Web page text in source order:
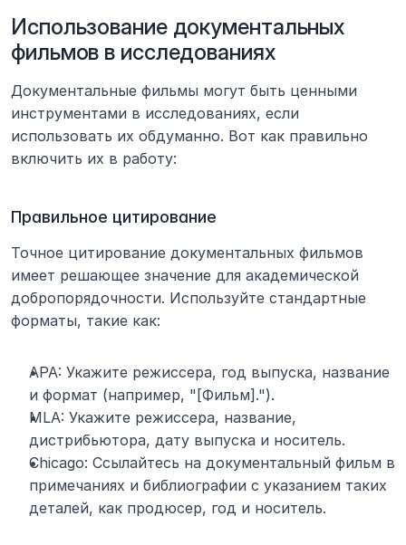
Использование документальных
фильмов в исследованиях
Документальные фильмы могут быть ценными
инструментами в исследованиях, если
использовать их обдуманно. Вот как правильно
включить их в работу:
Правильное цитирование
Точное цитирование документальных фильмов
имеет решающее значение для академической
добропорядочности. Используйте стандартные
форматы, такие как:
APA: Укажите режиссера, год выпуска, название
и формат (например, "[Фильм].").
MLA: Укажите режиссера, название,
дистрибьютора, дату выпуска и носитель.
Chicago: Ссылайтесь на документальный фильм в
примечаниях и библиографии с указанием таких
деталей, как продюсер, год и носитель.